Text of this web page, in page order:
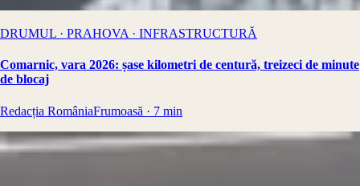
DRUMUL · PRAHOVA · INFRASTRUCTURĂ
Comarnic, vara 2026: șase kilometri de centură, treizeci de minute
de blocaj
Redacția RomâniaFrumoasă · 7 min